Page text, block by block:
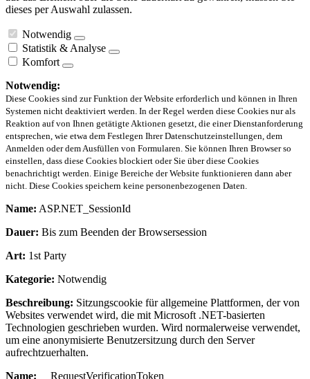
dieses per Auswahl zulassen.
Notwendig
Statistik & Analyse
Komfort
Notwendig:
Diese Cookies sind zur Funktion der Website erforderlich und können in Ihren
Systemen nicht deaktiviert werden. In der Regel werden diese Cookies nur als
Reaktion auf von Ihnen getätigte Aktionen gesetzt, die einer Dienstanforderung
entsprechen, wie etwa dem Festlegen Ihrer Datenschutzeinstellungen, dem
Anmelden oder dem Ausfüllen von Formularen. Sie können Ihren Browser so
einstellen, dass diese Cookies blockiert oder Sie über diese Cookies
benachrichtigt werden. Einige Bereiche der Website funktionieren dann aber
nicht. Diese Cookies speichern keine personenbezogenen Daten.
Name: ASP.NET_SessionId
Dauer: Bis zum Beenden der Browsersession
Art: 1st Party
Kategorie: Notwendig
Beschreibung: Sitzungscookie für allgemeine Plattformen, der von
Websites verwendet wird, die mit Microsoft .NET-basierten
Technologien geschrieben wurden. Wird normalerweise verwendet,
um eine anonymisierte Benutzersitzung durch den Server
aufrechtzuerhalten.
Name: __RequestVerificationToken